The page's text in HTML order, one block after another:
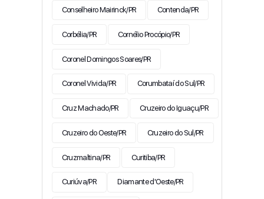
Conselheiro Mairinck/PR Contenda/PR
Corbélia/PR Cornélio Procópio/PR
Coronel Domingos Soares/PR
Coronel Vivida/PR Corumbataí do Sul/PR
Cruz Machado/PR Cruzeiro do Iguaçu/PR
Cruzeiro do Oeste/PR Cruzeiro do Sul/PR
Cruzmaltina/PR Curitiba/PR
Curiúva/PR Diamante d'Oeste/PR